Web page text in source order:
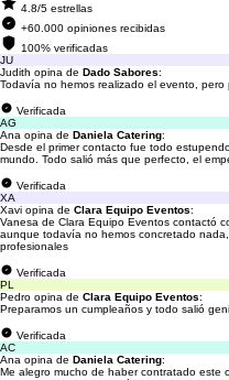
4.8/5 estrellas
+60.000 opiniones recibidas
100% verificadas
JU
Judith opina de Dado Sabores:
Todavía no hemos realizado el evento,
Verificada
AG
Ana opina de Daniela Catering:
Desde el primer contacto fue todo
mundo. Todo salió más que perfecto, el
Verificada
XA
Xavi opina de Clara Equipo Eventos:
Vanesa de Clara Equipo Eventos contactó
aunque todavía no hemos concretado
profesionales
Verificada
PL
Pedro opina de Clara Equipo Eventos:
Preparamos un cumpleaños y todo salió
Verificada
AC
Ana opina de Daniela Catering:
Me alegro mucho de haber contratado este